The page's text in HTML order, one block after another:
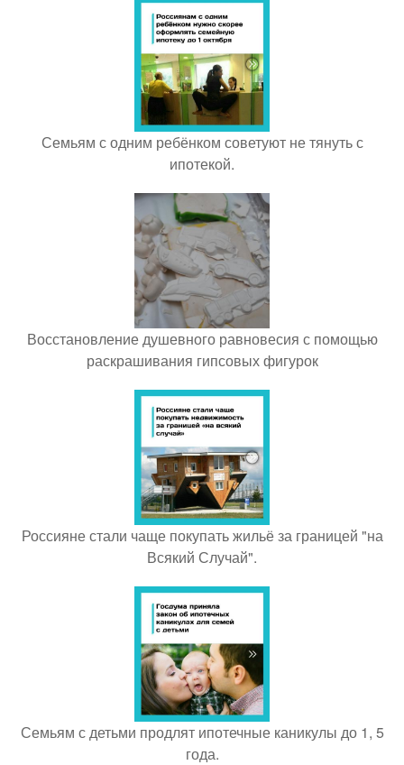
Семьям с одним ребёнком советуют не тянуть с
ипотекой.
Восстановление душевного равновесия с помощью
раскрашивания гипсовых фигурок
Россияне стали чаще покупать жильё за границей "на
Всякий Случай".
Семьям с детьми продлят ипотечные каникулы до 1, 5
года.